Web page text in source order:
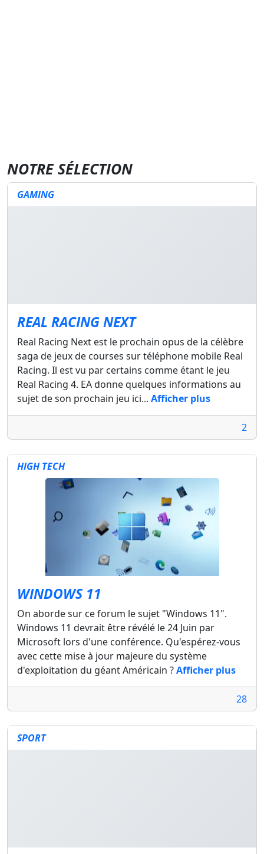
NOTRE SÉLECTION
GAMING
REAL RACING NEXT
Real Racing Next est le prochain opus de la célèbre
saga de jeux de courses sur téléphone mobile Real
Racing. Il est vu par certains comme étant le jeu
Real Racing 4. EA donne quelques informations au
sujet de son prochain jeu ici... Afficher plus
2
HIGH TECH
WINDOWS 11
On aborde sur ce forum le sujet "Windows 11".
Windows 11 devrait être révélé le 24 Juin par
Microsoft lors d'une conférence. Qu'espérez-vous
avec cette mise à jour majeure du système
d'exploitation du géant Américain ?Afficher plus
28
SPORT